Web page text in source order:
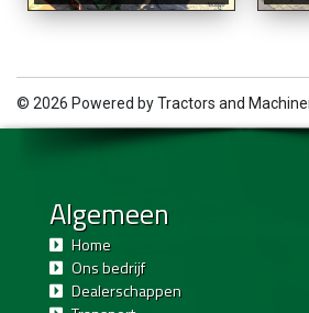
© 2026 Powered byTractors and
Algemeen
Home
Ons bedrijf
Dealerschappen